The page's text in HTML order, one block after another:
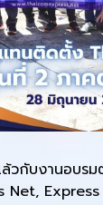
านอบรมตัว
Net,